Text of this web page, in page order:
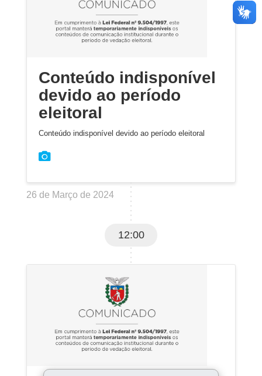
Conteúdo indisponível
devido ao período
eleitoral
Conteúdo indisponível devido ao período eleitoral
26 de Março de 2024
12:00